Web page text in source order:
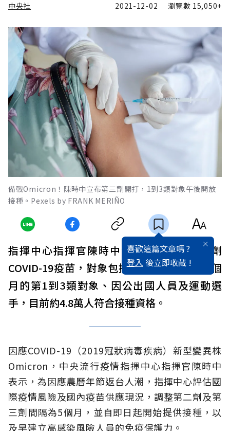
中央社 2021-12-02 瀏覽數 15,050+
備戰Omicron！陳時中宣布第三劑開打，1到3類對象午後開放
接種。Pexels by FRANK MERIÑO
喜歡這篇文章嗎 ?
登入 後立即收藏 !
指揮中心指揮官陳時中今天宣布開打第三劑
COVID-19疫苗，對象包括與第二劑間隔滿5個
月的第1到3類對象、因公出國人員及運動選
手，目前約4.8萬人符合接種資格。
因應COVID-19（2019冠狀病毒疾病）新型變異株
Omicron，中央流行疫情指揮中心指揮官陳時中
表示，為因應農曆年節返台人潮，指揮中心評估國
際疫情風險及國內疫苗供應現況，調整第二劑及第
三劑間隔為5個月，並自即日起開始提供接種，以
及早建立高感染風險人員的免疫保護力。